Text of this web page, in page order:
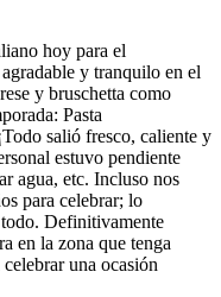
hoy para el
y tranquilo en el
y bruschetta como
Pasta
salió fresco, caliente y
estuvo pendiente
agua, etc. Incluso nos
para celebrar; lo
Definitivamente
en la zona que tenga
una ocasión